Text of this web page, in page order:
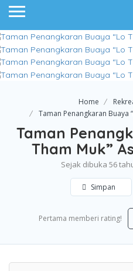
Home
Taman Penangkaran Buaya
Taman
Tham Muk”
Sejak dibuka 56
Simpan
Pertama memberi rating!